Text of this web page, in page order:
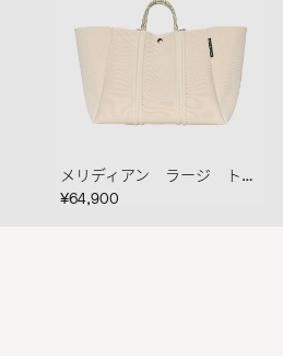
メリディアン ラージ トート クレマ
¥64,900